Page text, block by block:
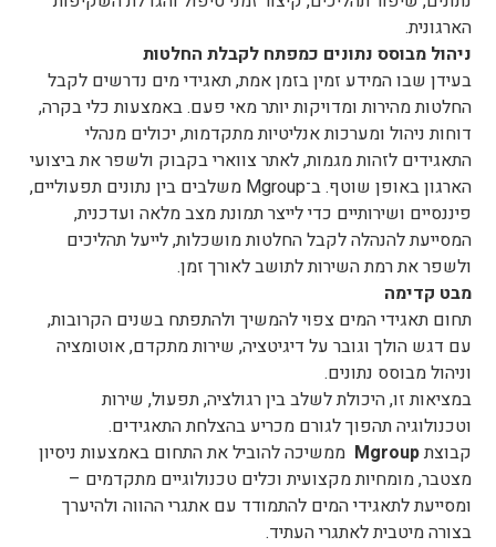
הארגונית.
ניהול מבוסס נתונים כמפתח לקבלת החלטות
בעידן שבו המידע זמין בזמן אמת, תאגידי מים נדרשים לקבל
החלטות מהירות ומדויקות יותר מאי פעם. באמצעות כלי בקרה,
דוחות ניהול ומערכות אנליטיות מתקדמות, יכולים מנהלי
התאגידים לזהות מגמות, לאתר צווארי בקבוק ולשפר את ביצועי
הארגון באופן שוטף. ב־Mgroup משלבים בין נתונים תפעוליים,
פיננסיים ושירותיים כדי לייצר תמונת מצב מלאה ועדכנית,
המסייעת להנהלה לקבל החלטות מושכלות, לייעל תהליכים
ולשפר את רמת השירות לתושב לאורך זמן.
מבט קדימה
תחום תאגידי המים צפוי להמשיך ולהתפתח בשנים הקרובות,
עם דגש הולך וגובר על דיגיטציה, שירות מתקדם, אוטומציה
וניהול מבוסס נתונים.
במציאות זו, היכולת לשלב בין רגולציה, תפעול, שירות
וטכנולוגיה תהפוך לגורם מכריע בהצלחת התאגידים.
קבוצתMgroup ממשיכה להוביל את התחום באמצעות ניסיון
מצטבר, מומחיות מקצועית וכלים טכנולוגיים מתקדמים –
ומסייעת לתאגידי המים להתמודד עם אתגרי ההווה ולהיערך
בצורה מיטבית לאתגרי העתיד.